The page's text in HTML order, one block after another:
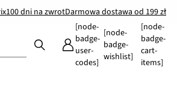
100 dni na zwrotDarmowa dostawa od 199 zł
[node-
badge-
user-
codes]
[node-
badge-
wishlist]
[node-
badge-
cart-
items]